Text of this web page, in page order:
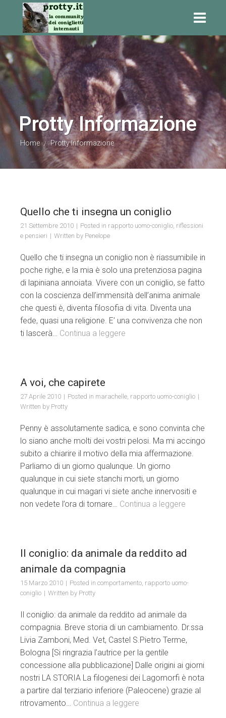
Protty Informazione
Home / Protty Informazione
Quello che ti insegna un coniglio
21 Settembre 2010 Posted in rapporto uomo-coniglio, riflessioni
e pensieri
Written by Penelope
Quello che ti insegna un coniglio non è riassumibile in
poche righe, e la mia è solo una pretenziosa pagina
di lapiniana annoiata. Vivere con un coniglio, se fatto
con la coscienza dell’immensità dell’anima animale
che questi è, diventa filosofia di vita. Diventa una
fede, quasi una religione. E’ una convivenza che non
ti lascerà… Continua a leggere
A voi, che capirete
27 Aprile 2010 Posted in marachelle, rapporto uomo-coniglio
Written by Protty
Penny è assolutamente sadica, e sono convinta che
lo siano anche molti dei vostri pelosi. Ma mi accingo
subito a chiarire il motivo della mia affermazione.
Parliamo di un giorno qualunque. Un giorno
qualunque in cui siete stanchi morti, un giorno
qualunque in cui magari vi siete anche innervositi e
non vedete l’ora di tornare… Continua a leggere
Il coniglio: da animale da reddito ad
animale da compagnia
15 Marzo 2010 Posted in comportamento, rapporto uomo-
coniglio
Written by Protty
Il coniglio: da animale da reddito ad animale da
compagnia. Breve storia di un cambiamento. Dr.ssa
Livia Zamboni, Med. Vet, Castel S.Pietro Terme,
Bologna [Si ringrazia l’autrice per la gentile
concessione alla pubblicazione] Dalle origini ai giorni
nostri LA STORIA La filogenesi dei Lagomorfi è nota
a partire dal terziario inferiore (Paleocene) grazie al
ritrovamento… Continua a leggere